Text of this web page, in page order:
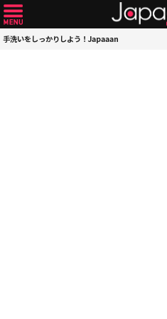
手洗いをしっかりしよう！Japaaan